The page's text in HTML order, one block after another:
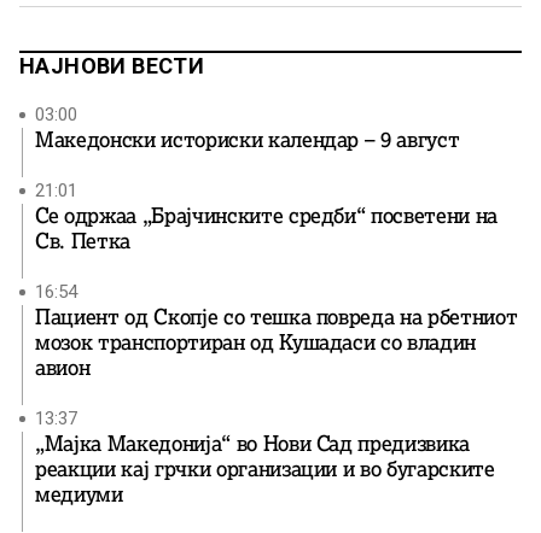
НАЈНОВИ ВЕСТИ
03:00
Македонски историски календар – 9 август
21:01
Се одржаа „Брајчинските средби“ посветени на
Св. Петка
16:54
Пациент од Скопје со тешка повреда на рбетниот
мозок транспортиран од Кушадаси со владин
авион
13:37
„Мајка Македонија“ во Нови Сад предизвика
реакции кај грчки организации и во бугарските
медиуми